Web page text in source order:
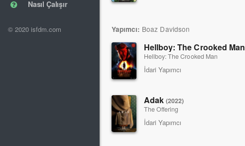
Nasıl Çalışır
© 2020 isfdm.com Yapımcı: Boaz Davidson
Hellboy: The Crooked Man
Hellboy: The Crooked Man
İdari Yapımcı
Adak(2022)
The Offering
İdari Yapımcı